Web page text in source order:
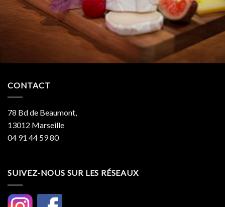
CONTACT
78 Bd de Beaumont,
13012 Marseille
04 91 44 59 80
SUIVEZ-NOUS SUR LES RÉSEAUX